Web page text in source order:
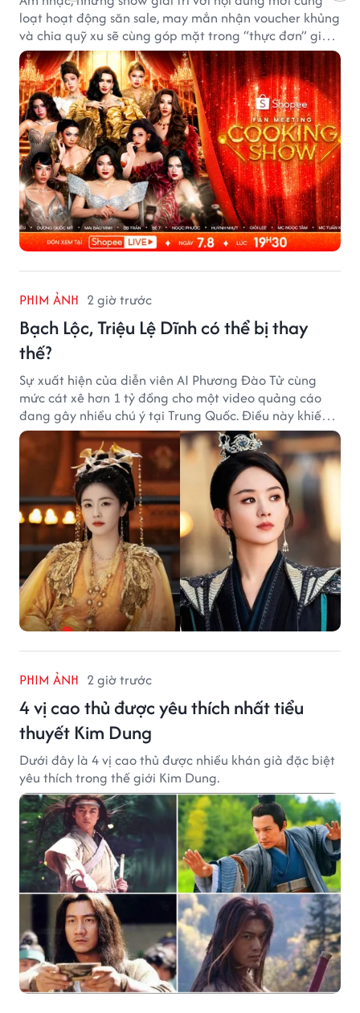
loạt hoạt động săn sale, may mắn nhận voucher khủng
và chia quỹ xu sẽ cùng góp mặt trong “thực đơn” giải
trí cuối tuần trên Shopee, diễn ra liên tiếp vào ngày
7/8 và 8/8.
PHIM ẢNH 2 giờ trước
Bạch Lộc, Triệu Lệ Dĩnh có thể bị thay
thế?
Sự xuất hiện của diễn viên AI Phương Đào Tử cùng
mức cát xê hơn 1 tỷ đồng cho một video quảng cáo
đang gây nhiều chú ý tại Trung Quốc. Điều này khiến
không ít người đặt câu hỏi liệu những ngôi sao hàng
đầu như Bạch Lộc, Triệu Lệ Dĩnh có thể bị thay thế
trong tương lai.
PHIM ẢNH 2 giờ trước
4 vị cao thủ được yêu thích nhất tiểu
thuyết Kim Dung
Dưới đây là 4 vị cao thủ được nhiều khán giả đặc biệt
yêu thích trong thế giới Kim Dung.